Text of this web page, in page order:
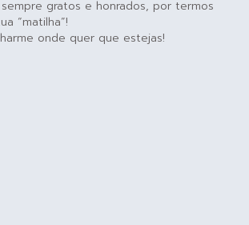
gratos e honrados, por termos
“matilha”!
onde quer que estejas!